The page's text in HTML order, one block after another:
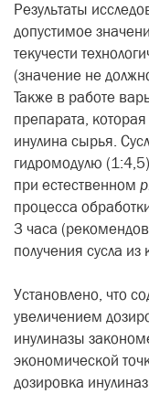
Результаты
допустимое
текучести
(значение не
Также в работе
препарата,
инулина сырья.
гидромодулю
при естественном
процесса
3 часа
получения сусла
Установлено, что
увеличением
инулиназы
экономической
дозировка